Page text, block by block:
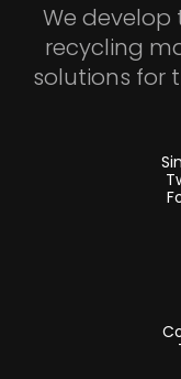
We
recycling
solutions for